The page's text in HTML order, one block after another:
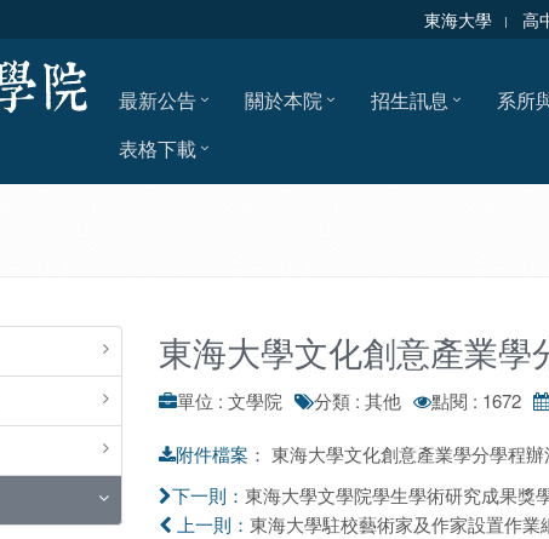
東海大學 高
最新公告 關於本院 招生訊息 系所
表格下載
東海大學文化創意產業學
單位 : 文學院 分類 : 其他 點閱 : 1672
附件檔案 ： 東海大學文化創意產業學分學程辦
下一則： 東海大學文學院學生學術研究成果獎
上一則： 東海大學駐校藝術家及作家設置作業